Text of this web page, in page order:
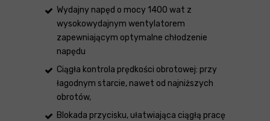
Wydajny napęd o mocy 1400 wat z
wysokowydajnym wentylatorem
zapewniającym optymalne chłodzenie
napędu
Ciągła kontrola prędkości obrotowej: przy
łagodnym starcie, nawet od najniższych
obrotów,
Blokada przycisku, ułatwiająca ciągłą pracę